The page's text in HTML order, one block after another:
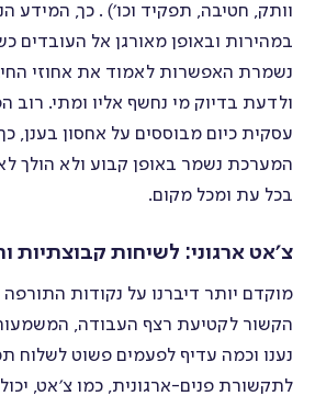
וותק, חטיבה, תפקיד וכו׳) . כך, המידע
במהירות ובאופן מאורגן אל העובדים
נשמרת האפשרות לאמוד את אחוזי
ולדעת בדיוק מי נחשף אליו ומתי. רוב
עסקית כיום מבוססים על אחסון בענן,
המערכת נשמר באופן קבוע ולא הולך
בכל עת ומכל מקום.
צ׳אט ארגוני: לשיחות קבוצתיות
מוקדם יותר דיברנו על נקודות
הקשור לקטיעת רצף העבודה,
נענו וכמה עדיף לפעמים פשוט לשלוח
לתקשורת פנים-ארגונית, כמו צ׳אט,